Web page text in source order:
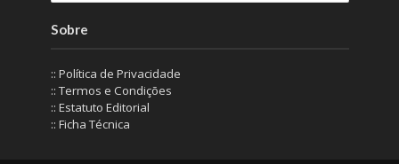
Sobre
:: Política de Privacidade
:: Termos e Condições
:: Estatuto Editorial
:: Ficha Técnica